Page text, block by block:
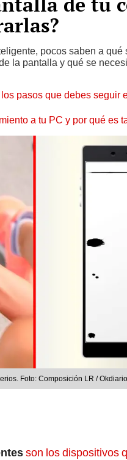
pocos saben a qué
la pantalla y qué se
pasos que debes seguir
a tu PC y por qué es
Foto: Composición LR /
son los dispositivos